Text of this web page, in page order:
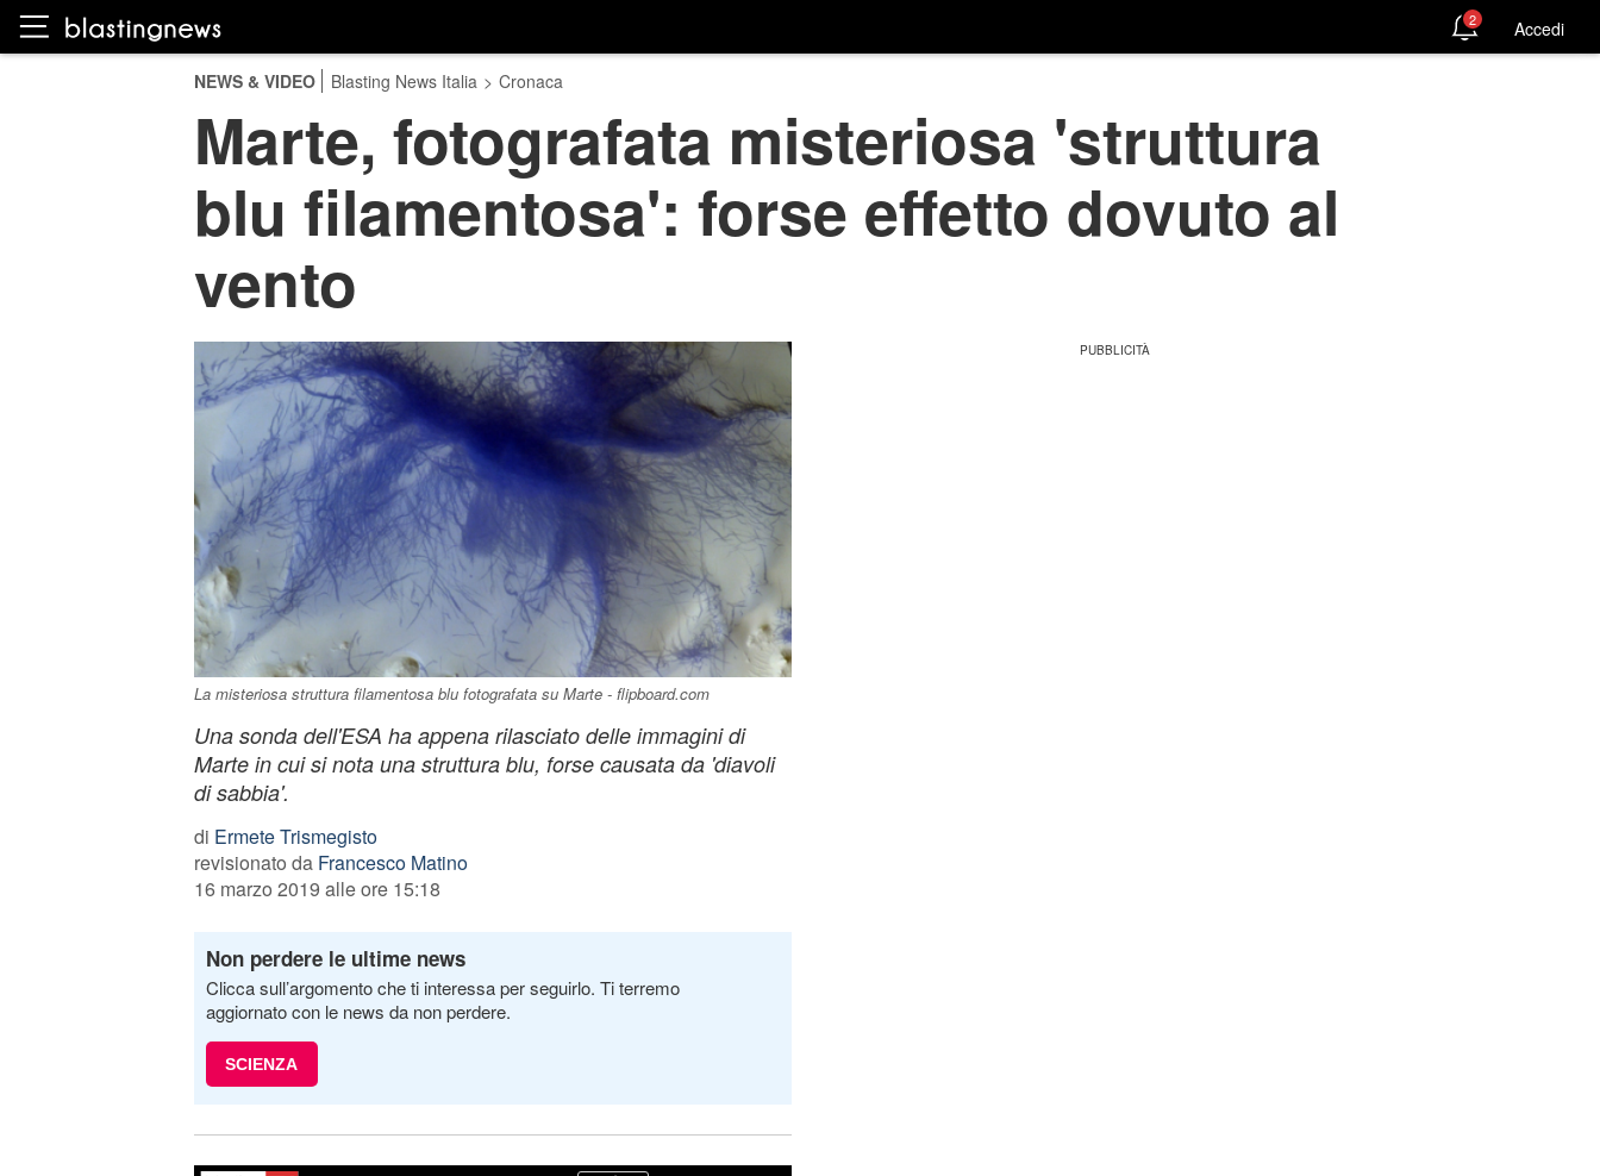
2 Accedi
NEWS & VIDEO Blasting News Italia > Cronaca
Marte, fotografata misteriosa 'struttura
blu filamentosa': forse effetto dovuto al
vento
La misteriosa struttura filamentosa blu fotografata su Marte - flipboard.com
Una sonda dell'ESA ha appena rilasciato delle immagini di
Marte in cui si nota una struttura blu, forse causata da 'diavoli
di sabbia'.
di Ermete Trismegisto
revisionato da Francesco Matino
16 marzo 2019 alle ore 15:18
Non perdere le ultime news
Clicca sull’argomento che ti interessa per seguirlo. Ti terremo
aggiornato con le news da non perdere.
SCIENZA